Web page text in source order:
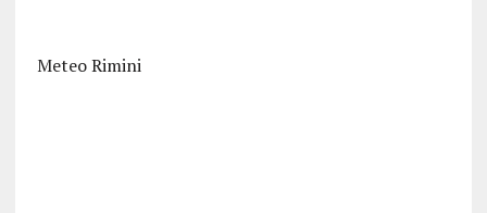
Meteo Rimini